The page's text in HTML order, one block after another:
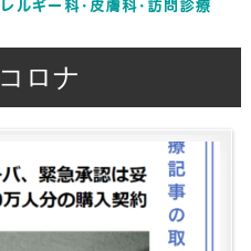
コロナ